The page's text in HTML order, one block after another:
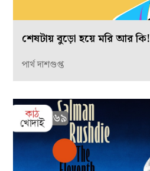
শেষটায় বুড়ো হয়ে মরি আর কি!
পার্থ দাশগুপ্ত